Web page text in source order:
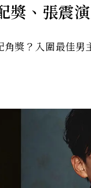
、張震
角獎？入圍最佳